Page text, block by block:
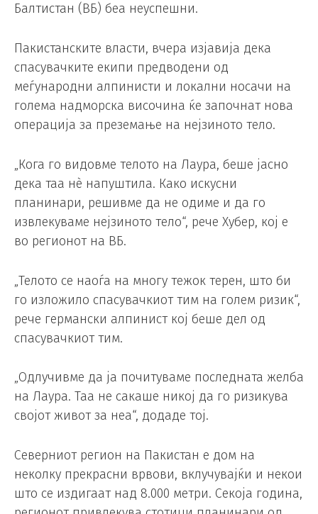
Балтистан (ВБ) беа неуспешни.
Пакистанските власти, вчера изјавија дека
спасувачките екипи предводени од
меѓународни алпинисти и локални носачи на
голема надморска височина ќе започнат нова
операција за преземање на нејзиното тело.
„Кога го видовме телото на Лаура, беше јасно
дека таа нè напуштила. Како искусни
планинари, решивме да не одиме и да го
извлекуваме нејзиното тело“, рече Хубер, кој е
во регионот на ВБ.
„Телото се наоѓа на многу тежок терен, што би
го изложило спасувачкиот тим на голем ризик“,
рече германски алпинист кој беше дел од
спасувачкиот тим.
„Одлучивме да ја почитуваме последната желба
на Лаура. Таа не сакаше никој да го ризикува
својот живот за неа“, додаде тој.
Северниот регион на Пакистан е дом на
неколку прекрасни врвови, вклучувајќи и некои
што се издигаат над 8.000 метри. Секоја година,